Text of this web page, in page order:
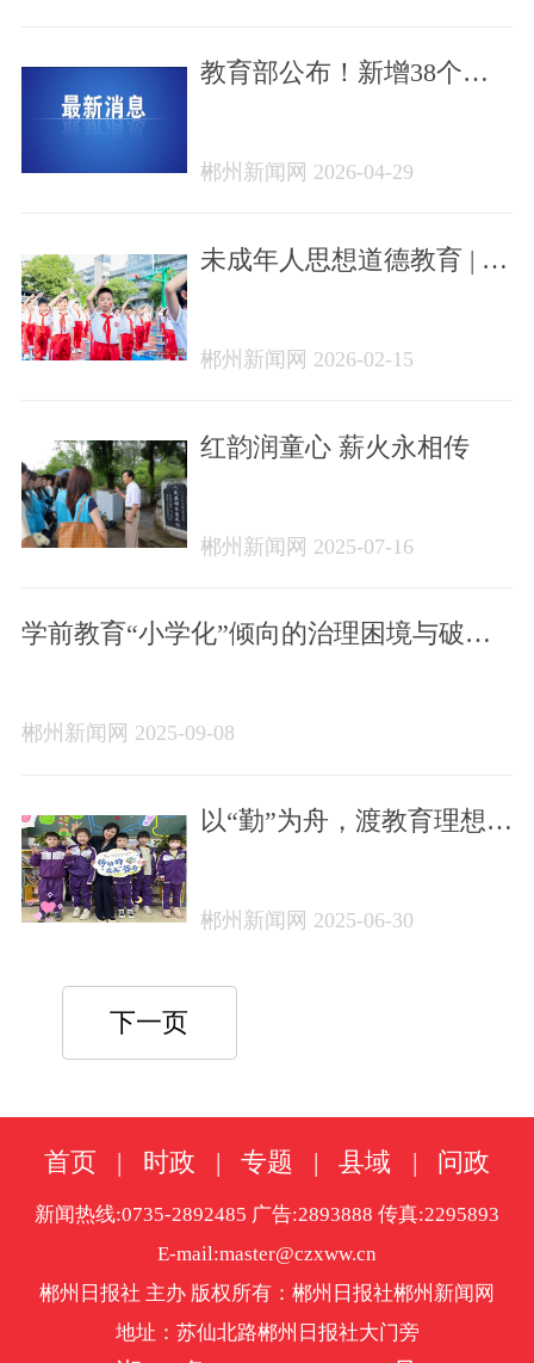
教育部公布！新增38个本
郴州新闻网 2026-04-29
未成年人思想道德教育 | 铸
成年人思想道德建设工作
郴州新闻网 2026-02-15
红韵润童心 薪火永相传
郴州新闻网 2025-07-16
学前教育“小学化”倾向的治理困境与破局
郴州新闻网 2025-09-08
以“勤”为舟，渡教育理想至
郴州新闻网 2025-06-30
下一页
首页 | 时政 | 专题 | 县域 | 问政
新闻热线:0735-2892485 广告:2893888 传真:2295893
E-mail:master@czxww.cn
郴州日报社 主办 版权所有：郴州日报社郴州新闻网
地址：苏仙北路郴州日报社大门旁